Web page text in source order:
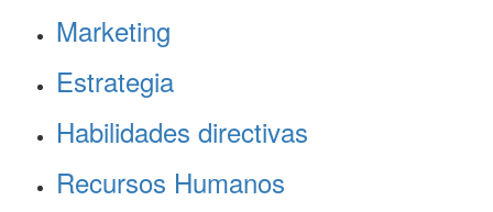
Marketing
Estrategia
Habilidades directivas
Recursos Humanos